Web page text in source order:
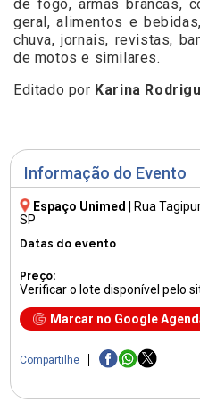
Informação do Evento
Espaço Unimed |Rua
SP
Datas do evento
Preço:
Verificar o lote disponível pelo
Marcar no Google
Compartilhe
de fogo, armas brancas,
geral, alimentos e
chuva, jornais, revistas,
de motos e similares.
Editado por Karina